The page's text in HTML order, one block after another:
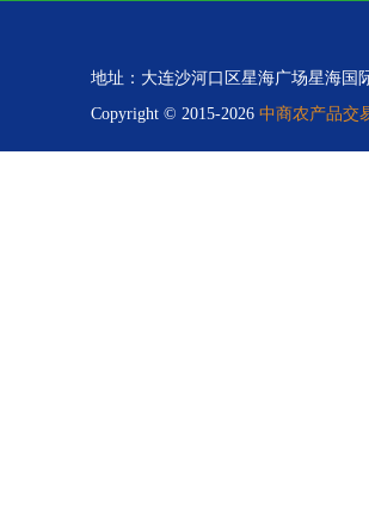
地址：大连沙河口区星海广场星海国
Copyright © 2015-2026 中商农产品交